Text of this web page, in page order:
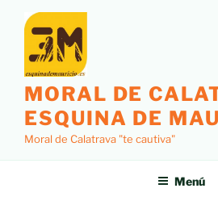
contenido
MORAL DE
ESQUINA DE
Moral de Calatrava "te cautiva"
Menú